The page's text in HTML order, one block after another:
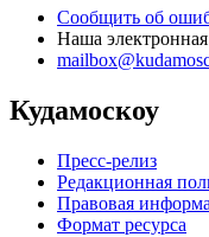
Сообщить об
Наша
Кудамоскоу
Пресс-релиз
Редакционная
Правовая
Формат ресурса